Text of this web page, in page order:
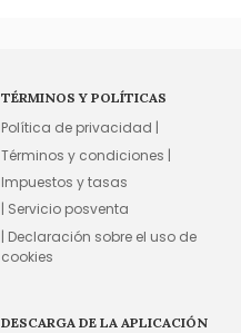
TÉRMINOS Y POLÍTICAS
Política de privacidad |
Términos y condiciones |
Impuestos y tasas
| Servicio posventa
| Declaración sobre el uso de
cookies
DESCARGA DE LA APLICACIÓN